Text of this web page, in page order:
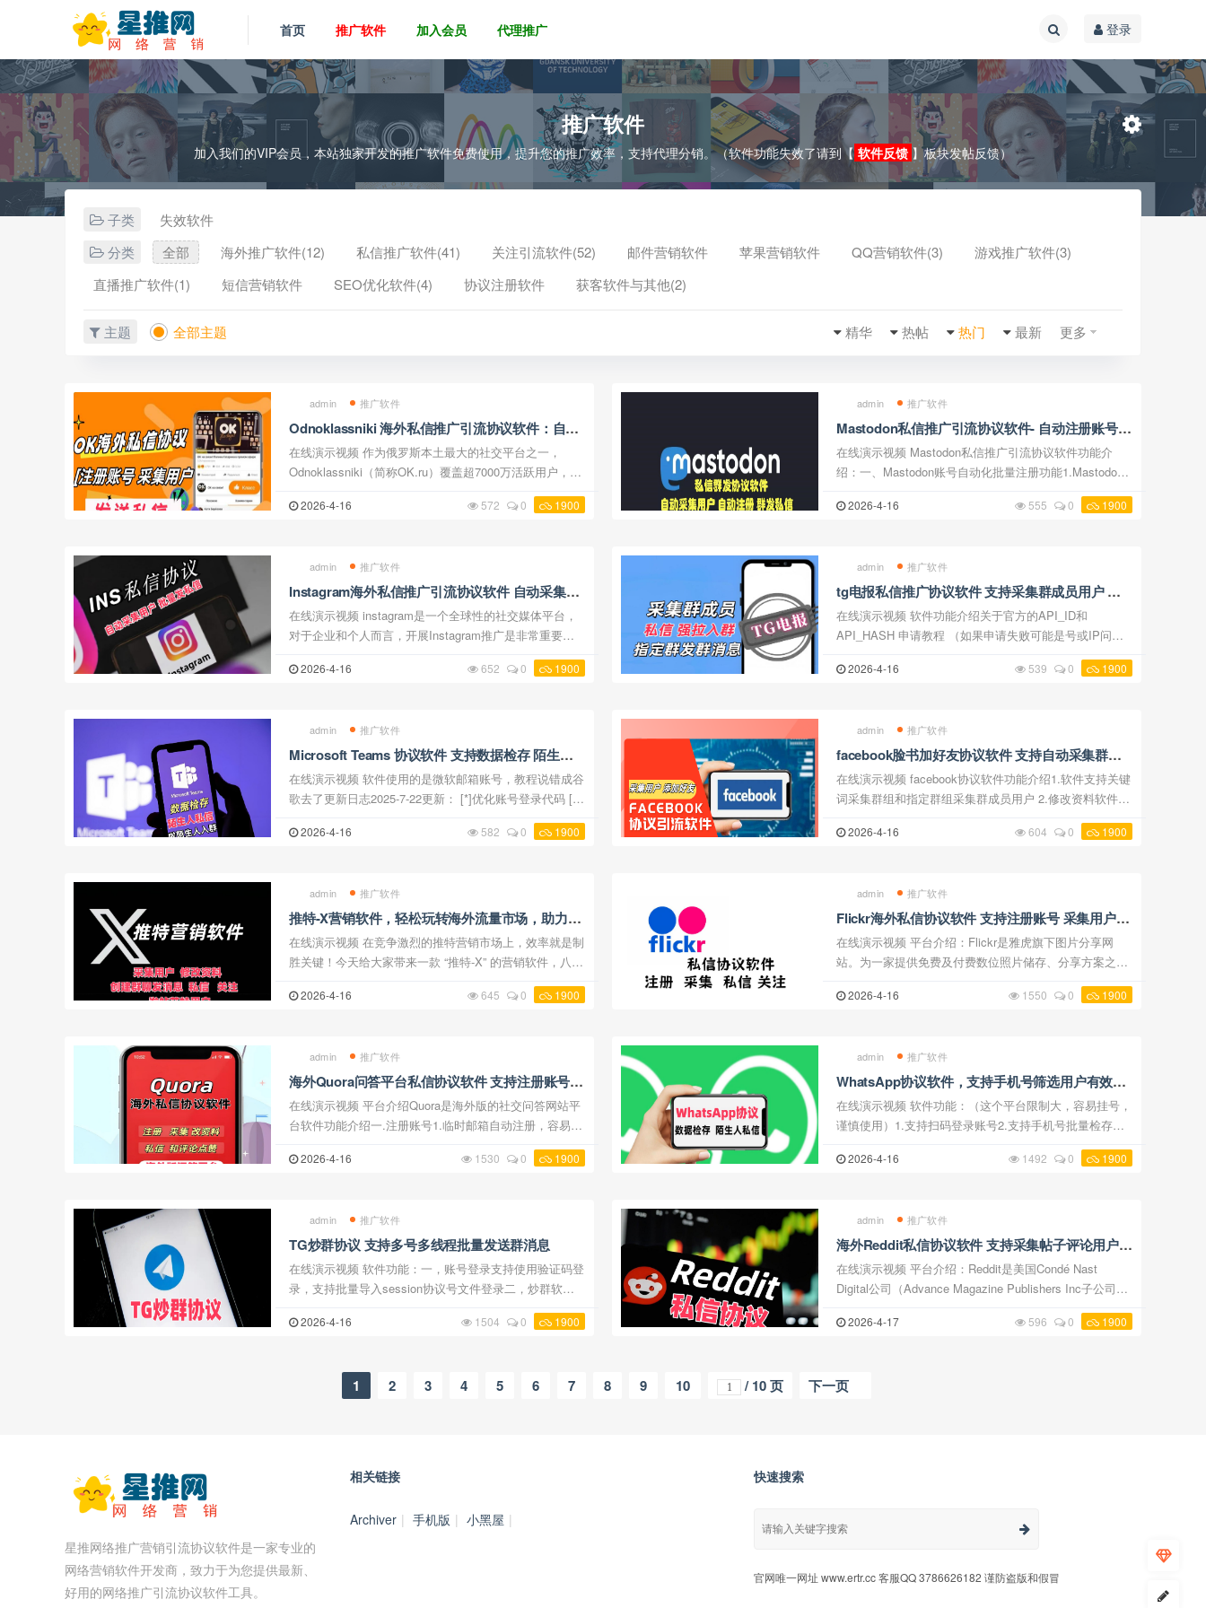
首页 推广软件 加入会员 代理推广 登录
推广软件
加入我们的VIP会员，本站独家开发的推广软件免费使用，提升您的推广效率，支持代理分销。（软件功能失效了请到【 软件反馈 】板块发帖反馈）
子类 失效软件
分类 全部 海外推广软件(12) 私信推广软件(41) 关注引流软件(52) 邮件营销软件 苹果营销软件 QQ营销软件(3)
游戏推广软件(3)
直播推广软件(1)
短信营销软件 SEO优化软件(4) 协议注册软件 获客软件与其他(2)
主题 全部主题 更多
最新
热门
热帖
精华
admin 推广软件
Odnoklassniki 海外私信推广引流协议软件：自动
注册账号 采集用户 发送私信
在线演示视频 作为俄罗斯本土最大的社交平台之一，
Odnoklassniki（简称OK.ru）覆盖超7000万活跃用户，是
推出新一代自动化营销工具，深度整合账号管理、用 ...
2026-4-16 572 0 1900
admin 推广软件
Mastodon私信推广引流协议软件- 自动注册账号、
采集用户批量发送私信推广
在线演示视频 Mastodon私信推广引流协议软件功能介
绍：一、Mastodon账号自动化批量注册功能1.Mastodon
通pop的邮箱，配置好打码和海外代理网络，软件就会 ...
2026-4-16 555 0 1900
admin 推广软件
Instagram海外私信推广引流协议软件 自动采集用
户 批量发送私信
在线演示视频 instagram是一个全球性的社交媒体平台，
对于企业和个人而言，开展Instagram推广是非常重要的
推广，Instagram引流协议软件应运而生。下面我们 ...
2026-4-16 652 0 1900
admin 推广软件
tg电报私信推广协议软件 支持采集群成员用户 批
量发送私信 强拉陌生人进群 和群消息发送
在线演示视频 软件功能介绍关于官方的API_ID和
API_HASH 申请教程 （如果申请失败可能是号或IP问
q=telegram api申请error】 解决，也可以购买带开发者AP
2026-4-16 539 0 1900
admin 推广软件
Microsoft Teams 协议软件 支持数据检存 陌生人
私信 陌生人拉群等功能
在线演示视频 软件使用的是微软邮箱账号，教程说错成谷
歌去了更新日志2025-7-22更新： [*]优化账号登录代码 [*]
新：1.修 ...
2026-4-16 582 0 1900
admin 推广软件
facebook脸书加好友协议软件 支持自动采集群组
成员用户 修改资料 批量添加好友
在线演示视频 facebook协议软件功能介绍1.软件支持关键
词采集群组和指定群组采集群成员用户 2.修改资料软件支
到的用户批量添加好友请求，添加对方后，对 ...
2026-4-16 604 0 1900
admin 推广软件
推特-X营销软件，轻松玩转海外流量市场，助力自
动化营销推广软件
在线演示视频 在竞争激烈的推特营销市场上，效率就是制
胜关键！今天给大家带来一款 “推特-X” 的营销软件，八大
池！2025-7-30更新1.发帖艾特功能已失 ...
2026-4-16 645 0 1900
admin 推广软件
Flickr海外私信协议软件 支持注册账号 采集用户
陌生人私信和关注等功能
在线演示视频 平台介绍：Flickr是雅虎旗下图片分享网
站。为一家提供免费及付费数位照片储存、分享方案之线
于社会网络的人际关系的拓展与内容的组织。这个网 ...
2026-4-16 1550 0 1900
admin 推广软件
海外Quora问答平台私信协议软件 支持注册账号
采集用户 修改资料 发送私信和评论点赞
在线演示视频 平台介绍Quora是海外版的社交问答网站平
台软件功能介绍一.注册账号1.临时邮箱自动注册，容易死
持使用你自定义的邮箱如微软邮箱，163邮箱等注 ...
2026-4-16 1530 0 1900
admin 推广软件
WhatsApp协议软件，支持手机号筛选用户有效存
在和陌生人强制私信
在线演示视频 软件功能：（这个平台限制大，容易挂号，
谨慎使用）1.支持扫码登录账号2.支持手机号批量检存是
批量对陌生人发送文字和图片私信消息，支持单 ...
2026-4-16 1492 0 1900
admin 推广软件
TG炒群协议 支持多号多线程批量发送群消息
在线演示视频 软件功能：一，账号登录支持使用验证码登
录，支持批量导入session协议号文件登录二，炒群软件
息内容支持文字消息和图文消息，支持设置每一 ...
2026-4-16 1504 0 1900
admin 推广软件
海外Reddit私信协议软件 支持采集帖子评论用户
批量发送私信
在线演示视频 平台介绍：Reddit是美国Condé Nast
Digital公司（Advance Magazine Publishers Inc子公司）
布原创内容，通过投票机制决定内容排序形成在 ...
2026-4-17 596 0 1900
1 2 3 4 5 6 7 8 9 10 / 10 页 下一页
星推网络推广营销引流协议软件是一家专业的
网络营销软件开发商，致力于为您提供最新、
好用的网络推广引流协议软件工具。
相关链接
Archiver | 手机版 | 小黑屋 |
快速搜索
官网唯一网址 www.ertr.cc 客服QQ 3786626182 谨防盗版和假冒